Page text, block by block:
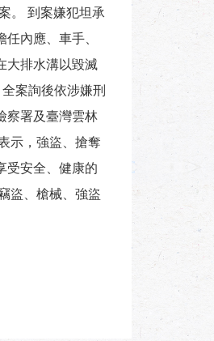
。 到案嫌犯坦承
內應、車手、
大排水溝以毀滅
案詢後依涉嫌刑
察署及臺灣雲林
示，強盜、搶奪
受安全、健康的
盜、槍械、強盜